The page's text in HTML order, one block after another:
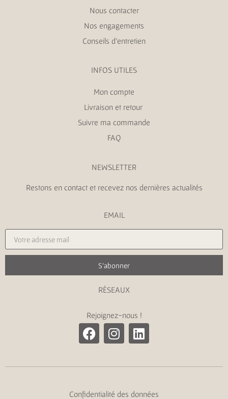
Nous contacter
Nos engagements
Conseils d’entretien
INFOS UTILES
Mon compte
Livraison et retour
Suivre ma commande
FAQ
NEWSLETTER
Restons en contact et recevez nos dernières actualités
EMAIL
S'abonner
RÉSEAUX
Rejoignez-nous !
Confidentialité des données